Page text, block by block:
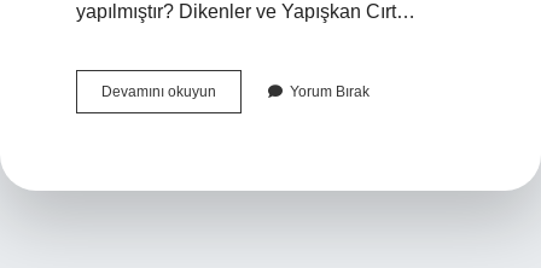
yapılmıştır? Dikenler ve Yapışkan Cırt…
Devamını okuyun Ayakkabı
Cırt
Yorum Bırak